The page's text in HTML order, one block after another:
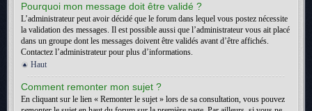
Pourquoi mon message doit être validé ?
L’administrateur peut avoir décidé que le forum dans lequel vous postez nécessite
la validation des messages. Il est possible aussi que l’administrateur vous ait placé
dans un groupe dont les messages doivent être validés avant d’être affichés.
Contactez l’administrateur pour plus d’informations.
Haut
Comment remonter mon sujet ?
En cliquant sur le lien « Remonter le sujet » lors de sa consultation, vous pouvez